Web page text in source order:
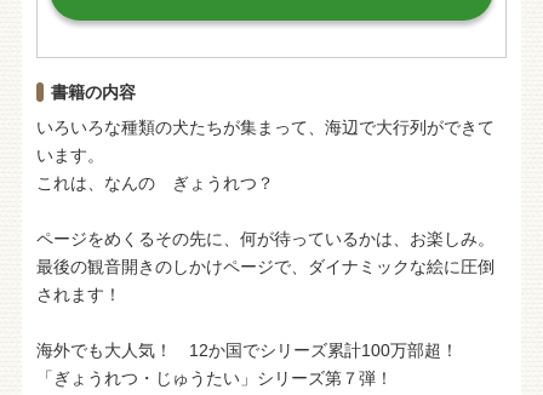
書籍の内容
いろいろな種類の犬たちが集まって、海辺で大行列ができて
います。
これは、なんの ぎょうれつ？
ページをめくるその先に、何が待っているかは、お楽しみ。
最後の観音開きのしかけページで、ダイナミックな絵に圧倒
されます！
海外でも大人気！ 12か国でシリーズ累計100万部超！
「ぎょうれつ・じゅうたい」シリーズ第７弾！